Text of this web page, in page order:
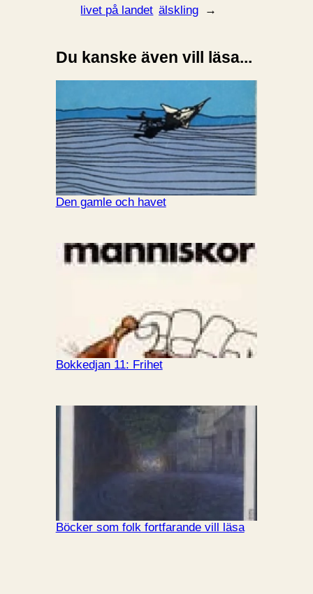
livet på landet älskling
→
Du kanske även vill läsa...
Den gamle och havet
Bokkedjan 11: Frihet
Böcker som folk fortfarande vill läsa